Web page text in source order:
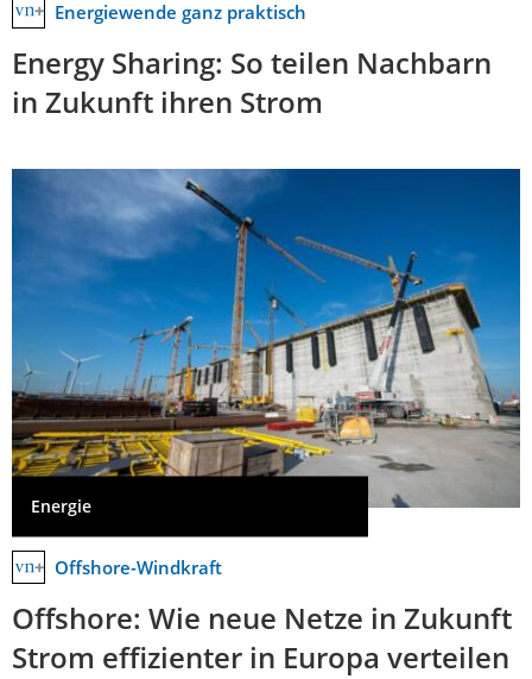
Energiewende ganz praktisch
Energy Sharing: So teilen Nachbarn
in Zukunft ihren Strom
Energie
Offshore-Windkraft
Offshore: Wie neue Netze in Zukunft
Strom effizienter in Europa verteilen